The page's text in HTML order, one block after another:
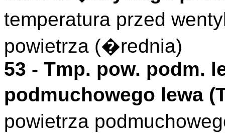
temperatura przed
powietrza (�rednia)
53 - Tmp. pow. podm.
podmuchowego lewa (
powietrza